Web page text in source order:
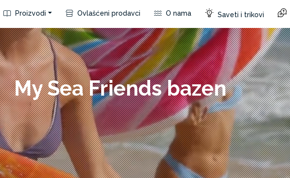
Proizvodi Ovlašćeni prodavci O nama Saveti i trikovi
My Sea Friends bazen